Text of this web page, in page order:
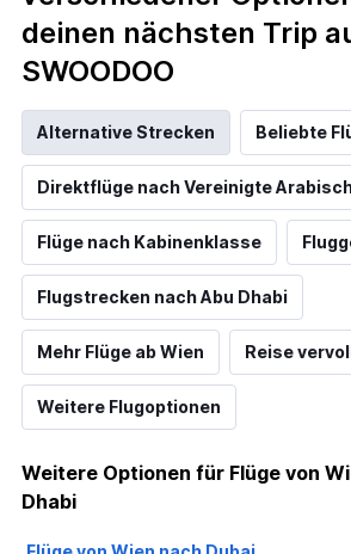
deinen nächsten Trip
SWOODOO
Alternative Strecken Beliebte
Direktflüge nach Vereinigte
Flüge nach Kabinenklasse
Flugstrecken nach Abu Dhabi
Mehr Flüge ab Wien Reise
Weitere Flugoptionen
Weitere Optionen für Flüge von
Dhabi